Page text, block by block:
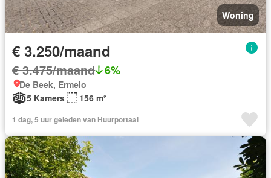
Woning
€ 3.250/maand
€ 3.475/maand 6%
De Beek, Ermelo
5 Kamers
156 m²
1 dag, 5 uur geleden van Huurportaal